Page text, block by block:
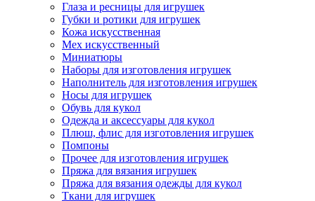
Глаза и ресницы для игрушек
Губки и ротики для игрушек
Кожа искусственная
Мех искусственный
Миниатюры
Наборы для изготовления игрушек
Наполнитель для изготовления игрушек
Носы для игрушек
Обувь для кукол
Одежда и аксессуары для кукол
Плюш, флис для изготовления игрушек
Помпоны
Прочее для изготовления игрушек
Пряжа для вязания игрушек
Пряжа для вязания одежды для кукол
Ткани для игрушек